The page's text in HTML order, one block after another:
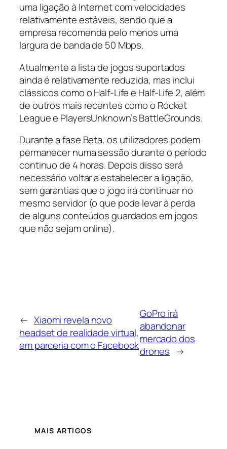
uma ligação à Internet com velocidades
relativamente estáveis, sendo que a
empresa recomenda pelo menos uma
largura de banda de 50 Mbps.
Atualmente a lista de jogos suportados
ainda é relativamente reduzida, mas inclui
clássicos como o Half-Life e Half-Life 2, além
de outros mais recentes como o Rocket
League e PlayersUnknown’s BattleGrounds.
Durante a fase Beta, os utilizadores podem
permanecer numa sessão durante o período
continuo de 4 horas. Depois disso será
necessário voltar a estabelecer a ligação,
sem garantias que o jogo irá continuar no
mesmo servidor (o que pode levar à perda
de alguns conteúdos guardados em jogos
que não sejam online).
← Xiaomi revela novo
headset de realidade virtual,
em parceria com o Facebook
GoPro irá
abandonar
mercado dos
drones →
MAIS ARTIGOS